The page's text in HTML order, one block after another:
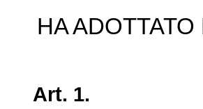
HA
Art. 1.